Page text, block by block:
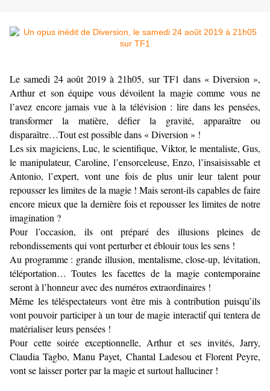
Le samedi 24 août 2019 à 21h05, sur TF1 dans « Diversion »,
Arthur et son équipe vous dévoilent la magie comme vous ne
l’avez encore jamais vue à la télévision : lire dans les pensées,
transformer la matière, défier la gravité, apparaître ou
disparaître…Tout est possible dans « Diversion » !
Les six magiciens, Luc, le scientifique, Viktor, le mentaliste, Gus,
le manipulateur, Caroline, l’ensorceleuse, Enzo, l’insaisissable et
Antonio, l’expert, vont une fois de plus unir leur talent pour
repousser les limites de la magie ! Mais seront-ils capables de faire
encore mieux que la dernière fois et repousser les limites de notre
imagination ?
Pour l’occasion, ils ont préparé des illusions pleines de
rebondissements qui vont perturber et éblouir tous les sens !
Au programme : grande illusion, mentalisme, close-up, lévitation,
téléportation… Toutes les facettes de la magie contemporaine
seront à l’honneur avec des numéros extraordinaires !
Même les téléspectateurs vont être mis à contribution puisqu’ils
vont pouvoir participer à un tour de magie interactif qui tentera de
matérialiser leurs pensées !
Pour cette soirée exceptionnelle, Arthur et ses invités, Jarry,
Claudia Tagbo, Manu Payet, Chantal Ladesou et Florent Peyre,
vont se laisser porter par la magie et surtout halluciner !